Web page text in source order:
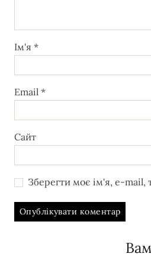
Ім'я *
Email *
Сайт
Зберегти моє ім'я, e-mail,